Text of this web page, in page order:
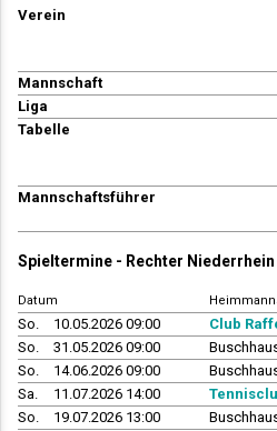
Verein
Mannschaft
Liga
Tabelle
Mannschaftsführer
Spieltermine - Rechter
Datum
So. 10.05.2026 09:00
Club
So.
31.05.2026 09:00
So.
14.06.2026 09:00
Sa.
11.07.2026 14:00
So.
19.07.2026 13:00